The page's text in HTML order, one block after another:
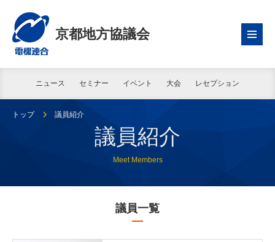
京都地方協議会
ニュース セミナー イベント 大会 レセプション
トップ 議員紹介
議員紹介
Meet Members
議員一覧